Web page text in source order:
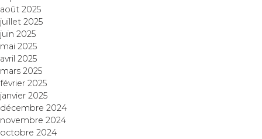
août 2025
juillet 2025
juin 2025
mai 2025
avril 2025
mars 2025
février 2025
janvier 2025
décembre 2024
novembre 2024
octobre 2024